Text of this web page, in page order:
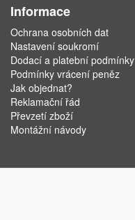
Informace
Ochrana osobních dat
Nastavení soukromí
Dodací a platební podmínky
Podmínky vrácení peněz
Jak objednat?
Reklamační řád
Převzetí zboží
Montážní návody